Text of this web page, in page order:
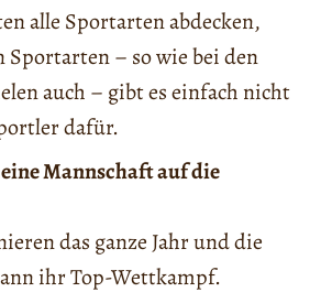
alle Sportarten abdecken,
Sportarten – so wie bei den
auch – gibt es einfach nicht
dafür.
Mannschaft auf die
das ganze Jahr und die
ihr Top-Wettkampf.